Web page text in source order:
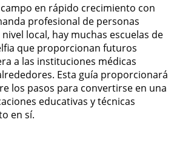
en rápido crecimiento con
profesional de personas
local, hay muchas escuelas de
que proporcionan futuros
a las instituciones médicas
Esta guía proporcionará
los pasos para convertirse en una
educativas y técnicas
en sí.